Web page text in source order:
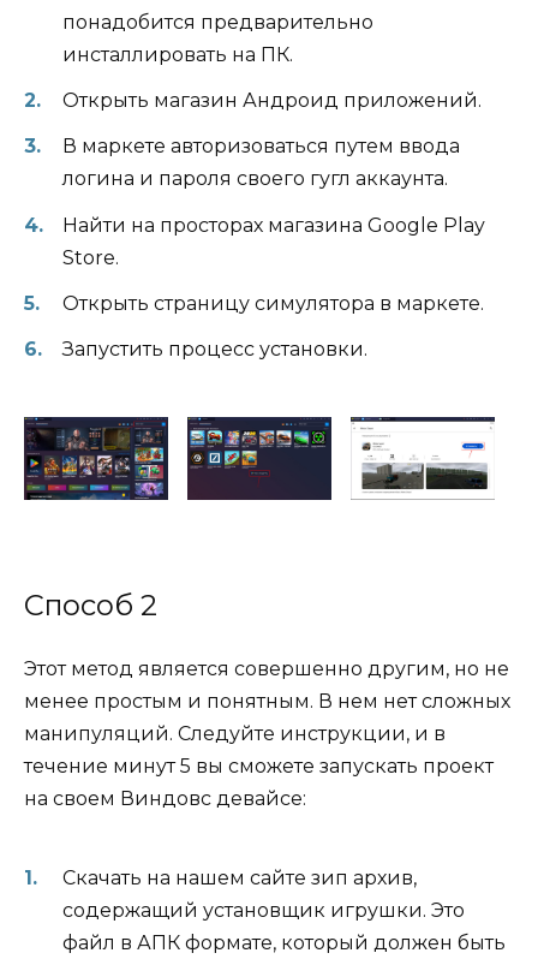
понадобится предварительно
инсталлировать на ПК.
Открыть магазин Андроид приложений.
В маркете авторизоваться путем ввода
логина и пароля своего гугл аккаунта.
Найти на просторах магазина Google Play
Store.
Открыть страницу симулятора в маркете.
Запустить процесс установки.
Способ 2
Этот метод является совершенно другим, но не
менее простым и понятным. В нем нет сложных
манипуляций. Следуйте инструкции, и в
течение минут 5 вы сможете запускать проект
на своем Виндовс девайсе:
Скачать на нашем сайте зип архив,
содержащий установщик игрушки. Это
файл в АПК формате, который должен быть